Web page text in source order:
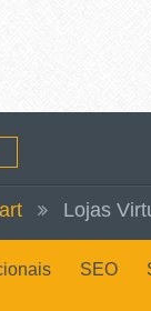
Lojas
SEO